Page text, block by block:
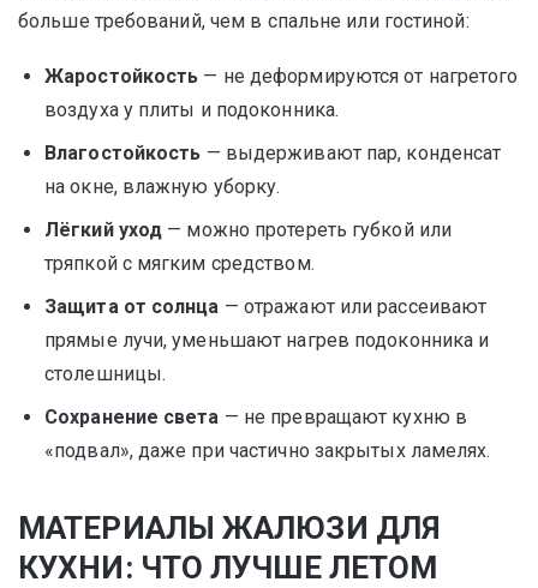
больше требований, чем в спальне или гостиной:
Жаростойкость — не деформируются от нагретого
воздуха у плиты и подоконника.
Влагостойкость — выдерживают пар, конденсат
на окне, влажную уборку.
Лёгкий уход — можно протереть губкой или
тряпкой с мягким средством.
Защита от солнца — отражают или рассеивают
прямые лучи, уменьшают нагрев подоконника и
столешницы.
Сохранение света — не превращают кухню в
«подвал», даже при частично закрытых ламелях.
МАТЕРИАЛЫ ЖАЛЮЗИ ДЛЯ
КУХНИ: ЧТО ЛУЧШЕ ЛЕТОМ